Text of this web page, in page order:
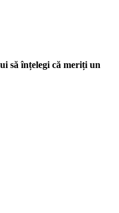
să înțelegi că meriți un